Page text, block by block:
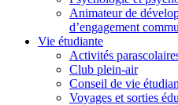
Animateur de
d’engagement
Vie étudiante
Activités
Club plein-air
Conseil de vie
Voyages et sorties